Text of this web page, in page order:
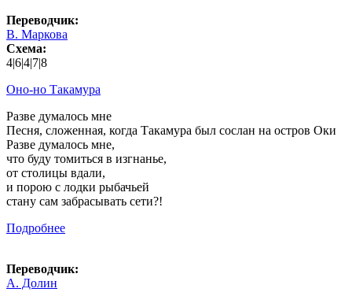
Переводчик:
В. Маркова
Схема:
4|6|4|7|8
Оно-но Такамура
Разве думалось мне
Песня, сложенная, когда Такамура был сослан на остров Оки
Разве думалось мне,
что буду томиться в изгнанье,
от столицы вдали,
и порою с лодки рыбачьей
стану сам забрасывать сети?!
Подробнее
Переводчик:
А. Долин